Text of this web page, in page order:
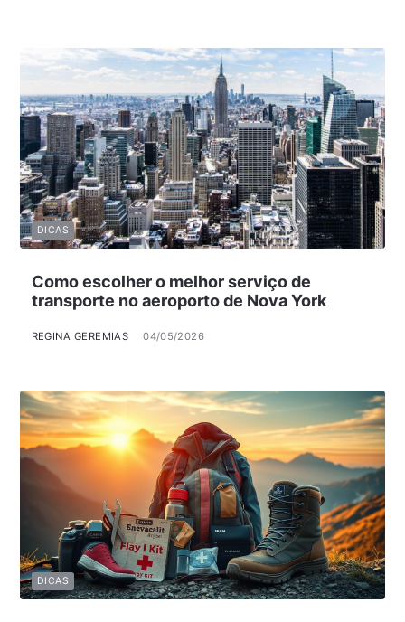
Como escolher o melhor serviço de
transporte no aeroporto de Nova York
REGINA GEREMIAS 04/05/2026
DICAS
DICAS